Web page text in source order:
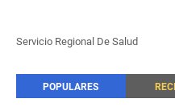
Servicio Regional De Salud
POPULARES